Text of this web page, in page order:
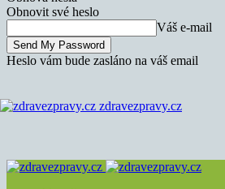
Obnovit své heslo
Váš e-mail
Heslo vám bude zasláno na váš email
zdravezpravy.cz